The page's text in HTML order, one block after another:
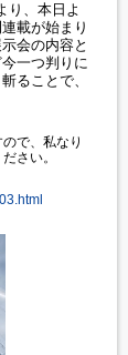
り、本日よ
載が始まり
会の内容と
一つ判りに
ることで、
で、私なり
さい。